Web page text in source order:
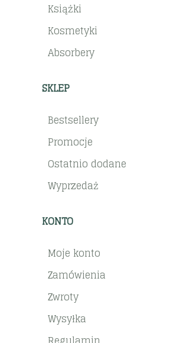
Książki
Kosmetyki
Absorbery
SKLEP
Bestsellery
Promocje
Ostatnio dodane
Wyprzedaż
KONTO
Moje konto
Zamówienia
Zwroty
Wysyłka